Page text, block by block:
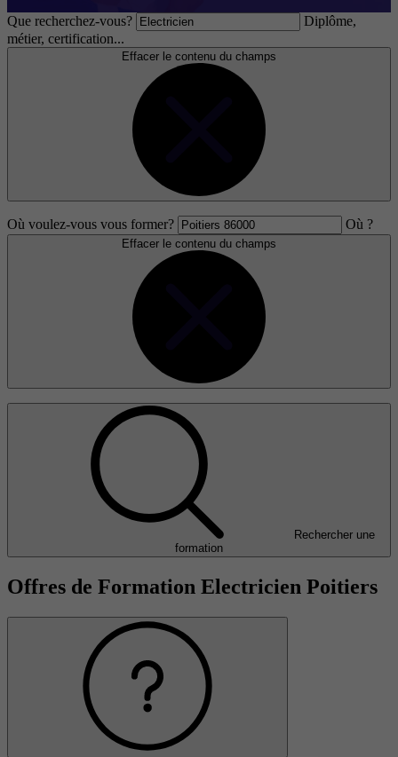
Que recherchez-vous?
Diplôme,
métier, certification...
Effacer le contenu du champs
Où voulez-vous vous former? Où ?
Effacer le contenu du champs
Rechercher une
formation
Offres de Formation Electricien Poitiers